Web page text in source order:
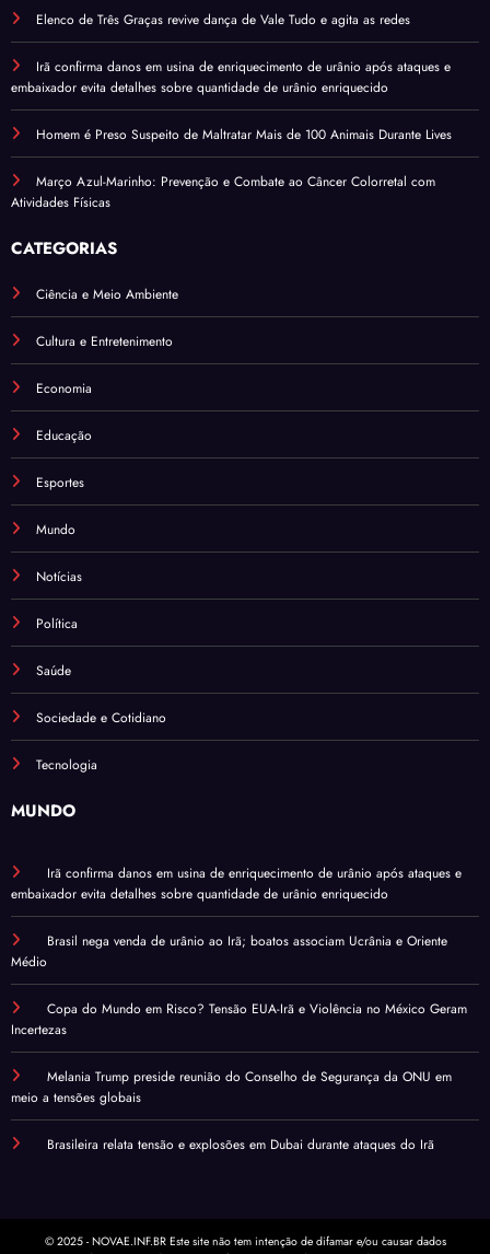
Elenco de Três Graças revive dança de Vale Tudo e agita as redes
Irã confirma danos em usina de enriquecimento de urânio após ataques e
embaixador evita detalhes sobre quantidade de urânio enriquecido
Homem é Preso Suspeito de Maltratar Mais de 100 Animais Durante Lives
Março Azul-Marinho: Prevenção e Combate ao Câncer Colorretal com
Atividades Físicas
CATEGORIAS
Ciência e Meio Ambiente
Cultura e Entretenimento
Economia
Educação
Esportes
Mundo
Notícias
Política
Saúde
Sociedade e Cotidiano
Tecnologia
MUNDO
Irã confirma danos em usina de enriquecimento de urânio após ataques e
embaixador evita detalhes sobre quantidade de urânio enriquecido
Brasil nega venda de urânio ao Irã; boatos associam Ucrânia e Oriente
Médio
Copa do Mundo em Risco? Tensão EUA-Irã e Violência no México Geram
Incertezas
Melania Trump preside reunião do Conselho de Segurança da ONU em
meio a tensões globais
Brasileira relata tensão e explosões em Dubai durante ataques do Irã
© 2025 - NOVAE.INF.BR Este site não tem intenção de difamar e/ou causar dados